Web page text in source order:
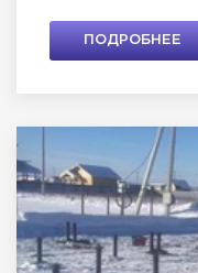
ПОДРОБНЕЕ